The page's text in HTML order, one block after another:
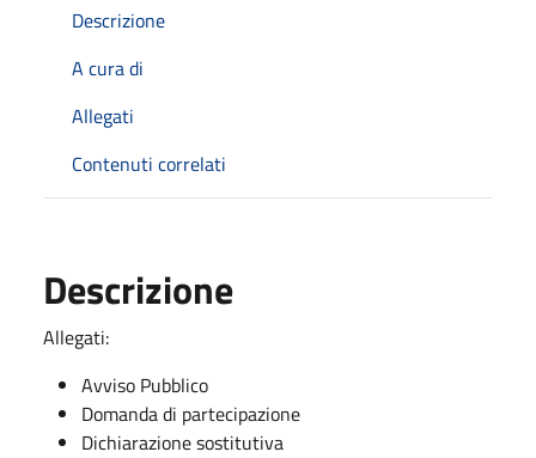
Descrizione
A cura di
Allegati
Contenuti correlati
Descrizione
Allegati:
Avviso Pubblico
Domanda di partecipazione
Dichiarazione sostitutiva